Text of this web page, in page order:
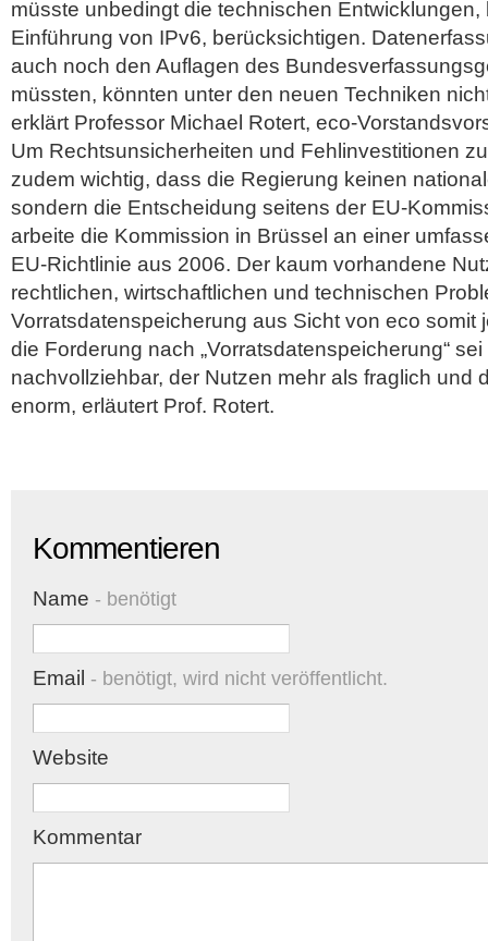
müsste unbedingt die technischen
Einführung von IPv6, berücksichtigen.
auch noch den Auflagen des
müssten, könnten unter den neuen Techniken
erklärt Professor Michael Rotert, eco-
Um Rechtsunsicherheiten und Fehlinvestitionen
zudem wichtig, dass die Regierung keinen
sondern die Entscheidung seitens der EU-
arbeite die Kommission in Brüssel an einer
EU-Richtlinie aus 2006. Der kaum vorhandene
rechtlichen, wirtschaftlichen und technischen
Vorratsdatenspeicherung aus Sicht von eco somit
die Forderung nach „Vorratsdatenspeicherung“
nachvollziehbar, der Nutzen mehr als fraglich und
enorm, erläutert Prof. Rotert.
Kommentieren
Name - benötigt
Email - benötigt, wird nicht veröffentlicht.
Website
Kommentar